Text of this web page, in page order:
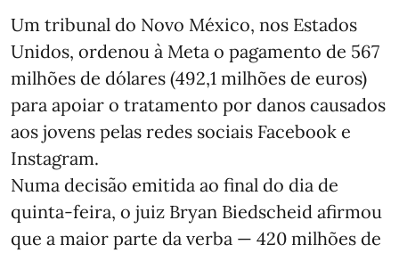
Um tribunal do Novo México, nos Estados
Unidos, ordenou à Meta o pagamento de 567
milhões de dólares (492,1 milhões de euros)
para apoiar o tratamento por danos causados
aos jovens pelas redes sociais Facebook e
Instagram.
Numa decisão emitida ao final do dia de
quinta-feira, o juiz Bryan Biedscheid afirmou
que a maior parte da verba — 420 milhões de